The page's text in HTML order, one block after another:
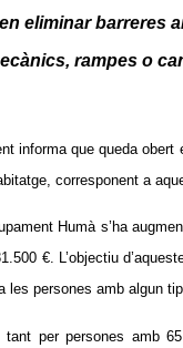
eliminar barreres
rampes o
informa que queda
corresponent a
Humà s’ha
€. L’objectiu
persones amb algun
tant per persones amb